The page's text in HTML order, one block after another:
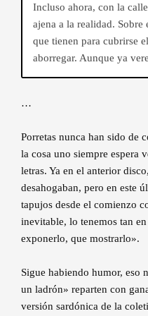
Incluso ahora, con la
ajena a la realidad. Sobre
que tienen para cubrirse
aborregar. Aunque ya
…
Porretas nunca han sido de
la cosa uno siempre espera
letras. Ya en el anterior disco,
desahogaban, pero en este
tapujos desde el comienzo
inevitable, lo tenemos tan
exponerlo, que mostrarlo».
Sigue habiendo humor, eso
un ladrón» reparten con
versión sardónica de la